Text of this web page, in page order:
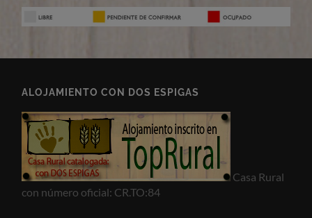
ALOJAMIENTO CON DOS ESPIGAS
Casa Rural
con número oficial: CR.TO:84